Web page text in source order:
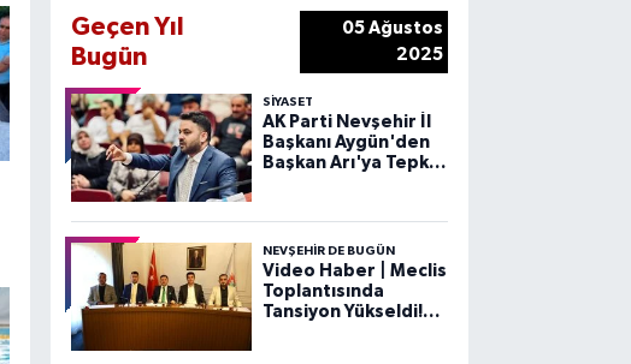
Geçen Yıl
Bugün
05 Ağustos
2025
SIYASET
AK Parti Nevşehir İl
Başkanı Aygün'den
Başkan Arı'ya Tepki:
NEVŞEHIR DE BUGÜN
Video Haber | Meclis
Toplantısında
Tansiyon Yükseldi!